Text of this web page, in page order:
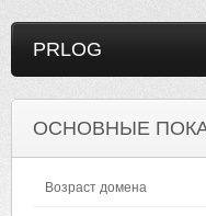
PRLOG
ОСНОВНЫЕ
Возраст домена